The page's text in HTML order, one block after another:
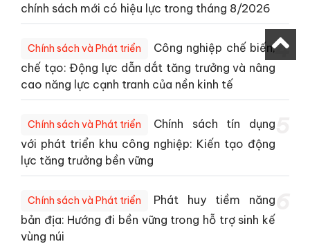
chính sách mới có hiệu lực trong tháng 8/2026
Chính sách và Phát triển
Công nghiệp chế biến,
chế tạo: Động lực dẫn dắt tăng trưởng và nâng
cao năng lực cạnh tranh của nền kinh tế
4
Chính sách và Phát triển
Chính sách tín dụng
với phát triển khu công nghiệp: Kiến tạo động
lực tăng trưởng bền vững
Chính sách và Phát triển
Phát huy tiềm năng
bản địa: Hướng đi bền vững trong hỗ trợ sinh kế
vùng núi